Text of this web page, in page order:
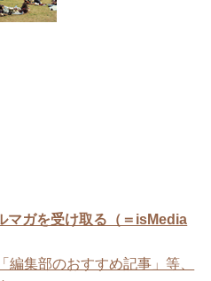
マガを受け取る（＝isMedia
集部のおすすめ記事」等、